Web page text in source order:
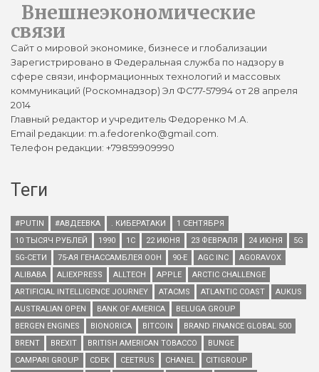
Внешнеэкономические
связи
Сайт о мировой экономике, бизнесе и глобализации
Зарегистрировано в Федеральная служба по надзору в
сфере связи, информационных технологий и массовых
коммуникаций (Роскомнадзор) Эл ФС77-57994 от 28 апреля
2014
Главный редактор и учредитель Федоренко М.А.
Email редакции: m.a.fedorenko@gmail.com.
Телефон редакции: +79859909990
Теги
#PUTIN #АВДЕЕВКА . КИБЕРАТАКИ
1 СЕНТЯБРЯ
10 ТЫСЯЧ РУБЛЕЙ
1990 1С 22 ИЮНЯ 23 ФЕВРАЛЯ 24 ИЮНЯ
5G
5G-СЕТИ
75-АЯ ГЕНАССАМБЛЕЯ ООН 90-Е AGC INC
AGORAVOX
ALIBABA
ALIEXPRESS ALLTECH APPLE
ARCTIC CHALLENGE
ARTIFICIAL INTELLIGENCE JOURNEY
ATACMS ATLANTIC COAST
AUKUS
AUSTRALIAN OPEN
BANK OF AMERICA
BELUGA GROUP
BERGEN ENGINES
BIONORICA BITCOIN
BRAND FINANCE GLOBAL 500
BRENT
BREXIT BRITISH AMERICAN TOBACCO
BUNGE
CAMPARI GROUP
CDEK CEETRUS CHANEL
CITIGROUP